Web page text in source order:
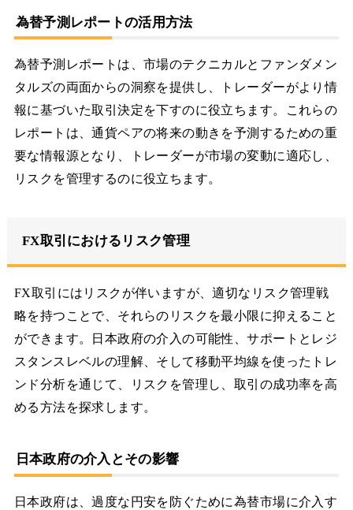
為替予測レポートの活用方法
為替予測レポートは、市場のテクニカルとファンダメン
タルズの両面からの洞察を提供し、トレーダーがより情
報に基づいた取引決定を下すのに役立ちます。これらの
レポートは、通貨ペアの将来の動きを予測するための重
要な情報源となり、トレーダーが市場の変動に適応し、
リスクを管理するのに役立ちます。
FX取引におけるリスク管理
FX取引にはリスクが伴いますが、適切なリスク管理戦
略を持つことで、それらのリスクを最小限に抑えること
ができます。日本政府の介入の可能性、サポートとレジ
スタンスレベルの理解、そして移動平均線を使ったトレ
ンド分析を通じて、リスクを管理し、取引の成功率を高
める方法を探求します。
日本政府の介入とその影響
日本政府は、過度な円安を防ぐために為替市場に介入す